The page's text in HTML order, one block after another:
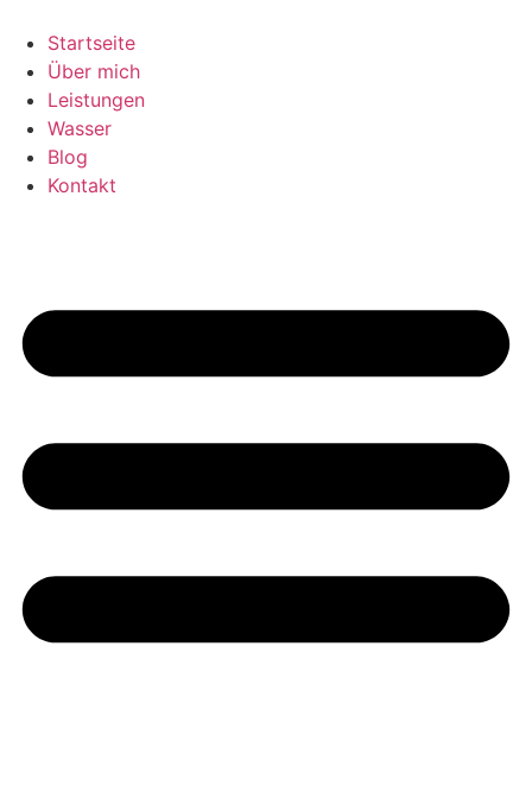
Inhalt
springen
Startseite
Über mich
Leistungen
Wasser
Blog
Kontakt